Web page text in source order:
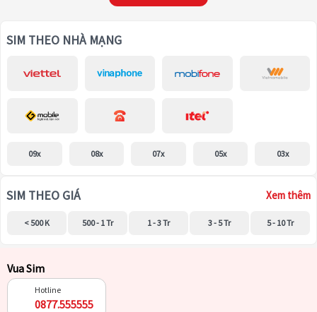
SIM THEO NHÀ MẠNG
09x 08x 07x 05x 03x
SIM THEO GIÁ Xem thêm
< 500 K 500 - 1 Tr 1 - 3 Tr 3 - 5 Tr 5 - 10 Tr
Vua Sim
Hotline
0877.555555